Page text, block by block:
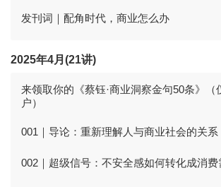
发刊词｜配角时代，商业怎么办
2025年4月(21讲)
来领取你的《蔡钰·商业洞察金句50条》（
户）
001｜导论：重新理解人与商业社会的关系
002｜超级信号：不安全感如何转化成消费